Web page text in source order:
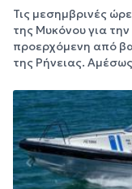
Τις μεσημβρινές
της Μυκόνου για
προερχόμενη από
της Ρήνειας.